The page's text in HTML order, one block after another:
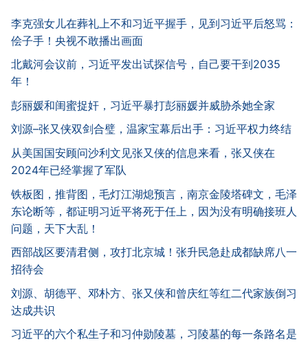
李克强女儿在葬礼上不和习近平握手，见到习近平后怒骂：
侩子手！央视不敢播出画面
北戴河会议前，习近平发出试探信号，自己要干到2035
年！
彭丽媛和闺蜜捉奸，习近平暴打彭丽媛并威胁杀她全家
刘源–张又侠双剑合璧，温家宝幕后出手：习近平权力终结
从美国国安顾问沙利文见张又侠的信息来看，张又侠在
2024年已经掌握了军队
铁板图，推背图，毛灯江湖熄预言，南京金陵塔碑文，毛泽
东论断等，都证明习近平将死于任上，因为没有明确接班人
问题，天下大乱！
西部战区要清君侧，攻打北京城！张升民急赴成都缺席八一
招待会
刘源、胡德平、邓朴方、张又侠和曾庆红等红二代家族倒习
达成共识
习近平的六个私生子和习仲勋陵墓，习陵墓的每一条路名是